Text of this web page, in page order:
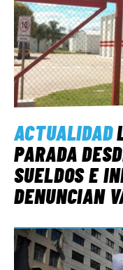
ACTUALIDAD
PARADA
SUELDOS E
DENUNCIAN